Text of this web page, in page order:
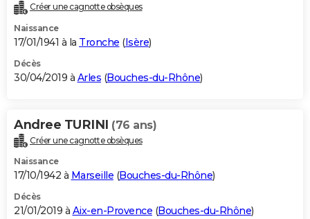
Créer une cagnotte obsèques
Naissance
17/01/1941 à la Tronche (Isère)
Décès
30/04/2019 à Arles (Bouches-du-Rhône)
Andree TURINI (76 ans)
Créer une cagnotte obsèques
Naissance
17/10/1942 à Marseille (Bouches-du-Rhône)
Décès
21/01/2019 à Aix-en-Provence (Bouches-du-Rhône)